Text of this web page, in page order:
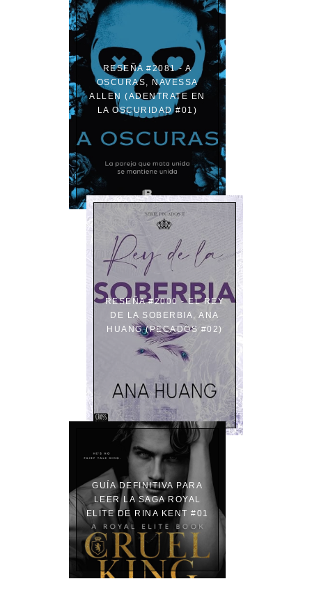
RESEÑA #2081 - A
OSCURAS, NAVESSA
ALLEN (ADENTRATE EN
LA OSCURIDAD #01)
RESEÑA #2000 - EL REY
DE LA SOBERBIA, ANA
HUANG (PECADOS #02)
GUÍA DEFINITIVA PARA
LEER LA SAGA ROYAL
ELITE DE RINA KENT #01